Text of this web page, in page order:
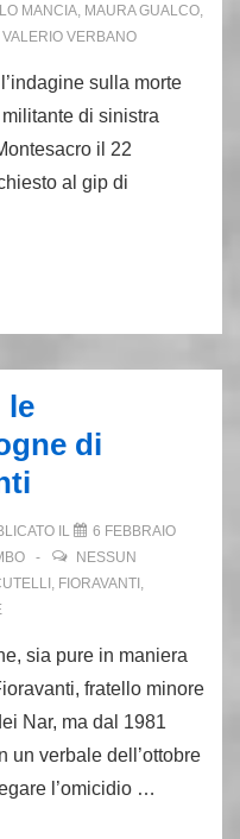
MANCIA, MAURA GUALCO,
VALERIO VERBANO
sulla morte
di sinistra
il 22
al gip di
le
di
IL
6 FEBBRAIO
NESSUN
, FIORAVANTI ,
sia pure in maniera
fratello minore
Nar, ma dal 1981
un verbale dell’ottobre
l’omicidio …